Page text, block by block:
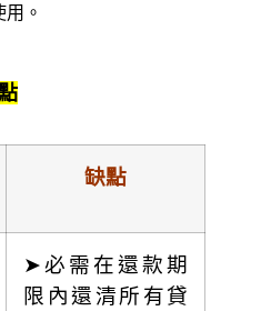
。
缺點
➤必需在還款期
限內還清所有貸